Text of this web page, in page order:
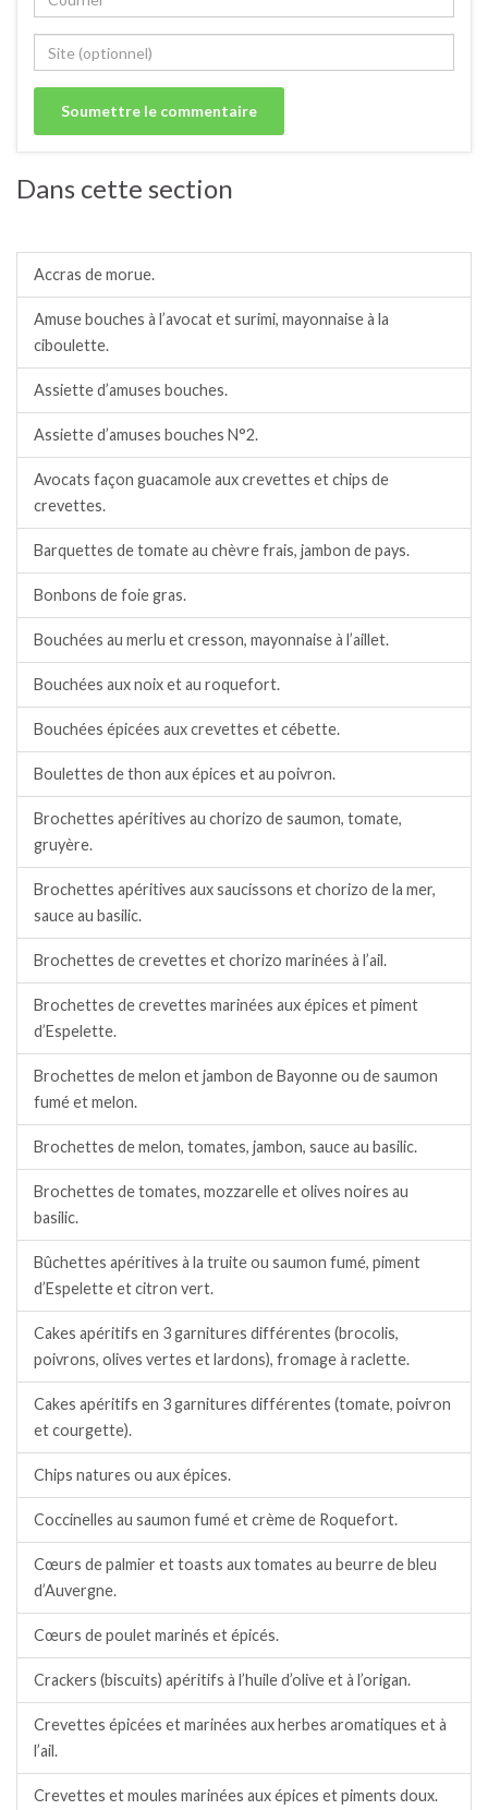
Dans cette section
Accras de morue.
Amuse bouches à l’avocat et surimi, mayonnaise à la
ciboulette.
Assiette d’amuses bouches.
Assiette d’amuses bouches N°2.
Avocats façon guacamole aux crevettes et chips de
crevettes.
Barquettes de tomate au chèvre frais, jambon de pays.
Bonbons de foie gras.
Bouchées au merlu et cresson, mayonnaise à l’aillet.
Bouchées aux noix et au roquefort.
Bouchées épicées aux crevettes et cébette.
Boulettes de thon aux épices et au poivron.
Brochettes apéritives au chorizo de saumon, tomate,
gruyère.
Brochettes apéritives aux saucissons et chorizo de la mer,
sauce au basilic.
Brochettes de crevettes et chorizo marinées à l’ail.
Brochettes de crevettes marinées aux épices et piment
d’Espelette.
Brochettes de melon et jambon de Bayonne ou de saumon
fumé et melon.
Brochettes de melon, tomates, jambon, sauce au basilic.
Brochettes de tomates, mozzarelle et olives noires au
basilic.
Bûchettes apéritives à la truite ou saumon fumé, piment
d’Espelette et citron vert.
Cakes apéritifs en 3 garnitures différentes (brocolis,
poivrons, olives vertes et lardons), fromage à raclette.
Cakes apéritifs en 3 garnitures différentes (tomate, poivron
et courgette).
Chips natures ou aux épices.
Coccinelles au saumon fumé et crème de Roquefort.
Cœurs de palmier et toasts aux tomates au beurre de bleu
d’Auvergne.
Cœurs de poulet marinés et épicés.
Crackers (biscuits) apéritifs à l’huile d’olive et à l’origan.
Crevettes épicées et marinées aux herbes aromatiques et à
l’ail.
Crevettes et moules marinées aux épices et piments doux.